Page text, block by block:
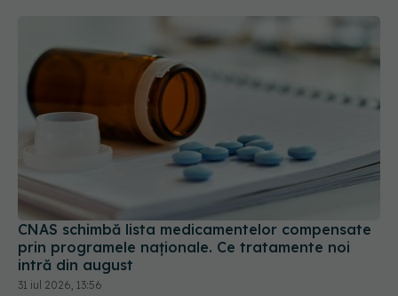
CNAS schimbă lista medicamentelor compensate
prin programele naționale. Ce tratamente noi
intră din august
31 iul 2026, 13:56